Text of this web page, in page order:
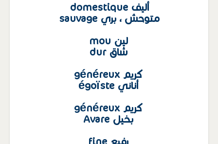
أليف domestique
متوحش ، بري sauvage
لين mou
شاق dur
كريم généreux
أناني égoïste
كريم généreux
بخيل Avare